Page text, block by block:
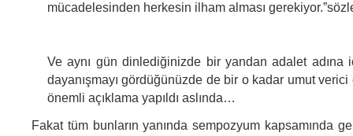
mücadelesinden herkesin ilham alması
Ve aynı gün dinlediğinizde bir yandan adalet adına
dayanışmayı gördüğünüzde de bir o kadar umut
önemli açıklama yapıldı aslında…
Fakat tüm bunların yanında sempozyum kapsamında